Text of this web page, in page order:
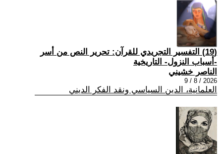
(19) التفسير التجريدي للقرآن: تحرير النص من أسر
-أسباب النزول- التاريخية
الناصر خشيني
2026 / 8 / 9
العلمانية، الدين السياسي ونقد الفكر الديني